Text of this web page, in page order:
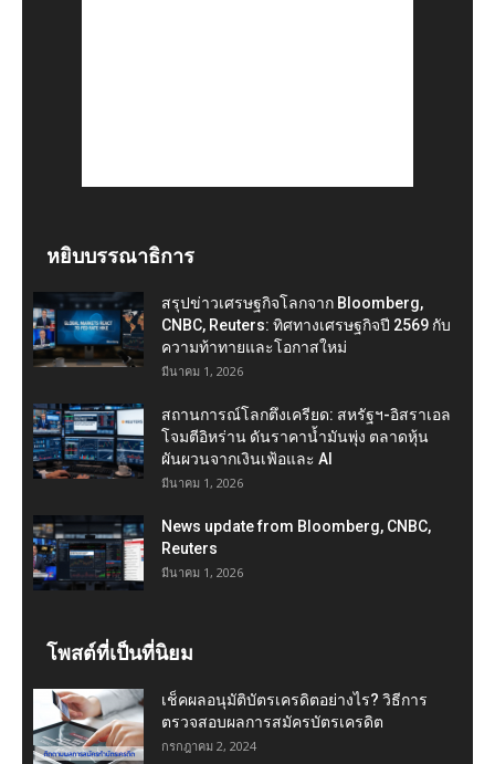
หยิบบรรณาธิการ
สรุปข่าวเศรษฐกิจโลกจาก Bloomberg,
CNBC, Reuters: ทิศทางเศรษฐกิจปี 2569 กับ
ความท้าทายและโอกาสใหม่
มีนาคม 1, 2026
สถานการณ์โลกตึงเครียด: สหรัฐฯ-อิสราเอล
โจมตีอิหร่าน ดันราคาน้ำมันพุ่ง ตลาดหุ้น
ผันผวนจากเงินเฟ้อและ AI
มีนาคม 1, 2026
News update from Bloomberg, CNBC,
Reuters
มีนาคม 1, 2026
โพสต์ที่เป็นที่นิยม
เช็คผลอนุมัติบัตรเครดิตอย่างไร? วิธีการ
ตรวจสอบผลการสมัครบัตรเครดิต
กรกฎาคม 2, 2024